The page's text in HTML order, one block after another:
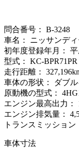
問合番号： B-3248
車名： ニッサンデ
初年度登録年月： 平
型式： KC-BPR71PR
走行距離：
車体の形状： ダブ
原動機の型式：
エンジン最高出力：
エンジン排気量：
トランスミッション
車体寸法